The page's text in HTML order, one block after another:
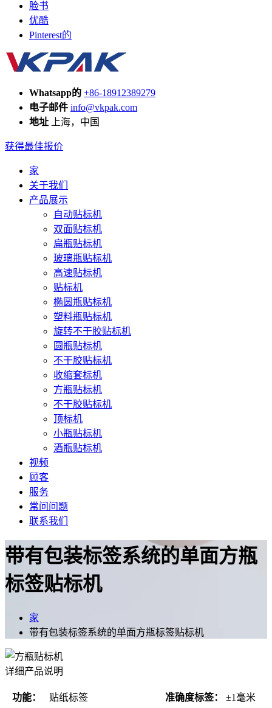
脸书
优酷
Pinterest的
Whatsapp的 +86-18912389279
电子邮件 info@vkpak.com
地址 上海，中国
获得最佳报价
家
关于我们
产品展示
自动贴标机
双面贴标机
扁瓶贴标机
玻璃瓶贴标机
高速贴标机
贴标机
椭圆瓶贴标机
塑料瓶贴标机
旋转不干胶贴标机
圆瓶贴标机
不干胶贴标机
收缩套标机
方瓶贴标机
不干胶贴标机
顶标机
小瓶贴标机
酒瓶贴标机
视频
顾客
服务
常问问题
联系我们
带有包装标签系统的单面方瓶
标签贴标机
家
带有包装标签系统的单面方瓶标签贴标机
详细产品说明
功能： 贴纸标签 准确度标签：
±1毫米